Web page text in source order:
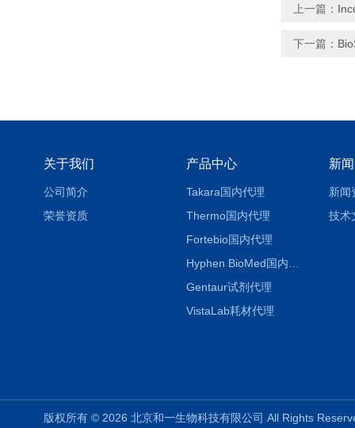
上一篇：
下一篇：
关于我们
公司简介
荣誉资质
产品中心
Takara国内代理
Thermo国内代理
Fortebio国内代理
Gentaur试剂代理
VistaLab耗材代理
新
新闻
技术
版权所有 © 2026 北京和一生物科技有限公司 All Rights